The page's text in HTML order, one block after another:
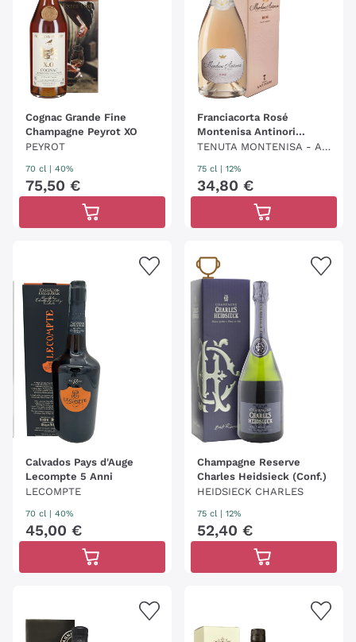
Cognac Grande Fine
Champagne Peyrot XO
PEYROT
70 cl | 40%
75,50 €
Franciacorta Rosé
Montenisa Antinori
(Conf.)
TENUTA MONTENISA - AN
TINORI
75 cl | 12%
34,80 €
Calvados Pays d'Auge
Lecompte 5 Anni
LECOMPTE
70 cl | 40%
45,00 €
Champagne Reserve
Charles Heidsieck (Conf.)
HEIDSIECK CHARLES
75 cl | 12%
52,40 €